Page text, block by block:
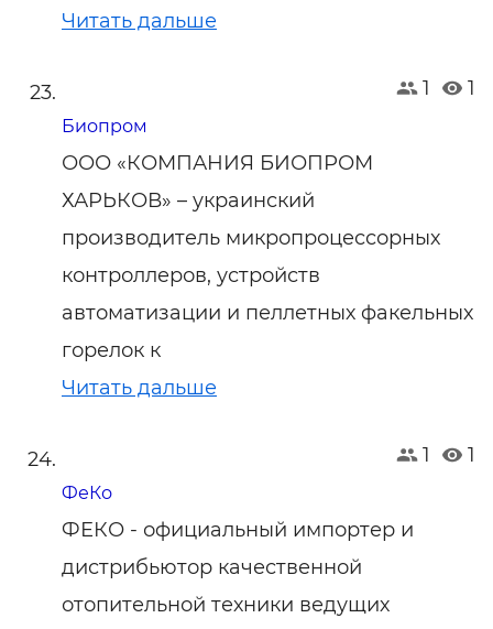
Читать дальше
1 1
Биопром
ООО «КОМПАНИЯ БИОПРОМ
ХАРЬКОВ» – украинский
производитель микропроцессорных
контроллеров, устройств
автоматизации и пеллетных факельных
горелок к
Читать дальше
1 1
ФеКо
ФЕКО - официальный импортер и
дистрибьютор качественной
отопительной техники ведущих